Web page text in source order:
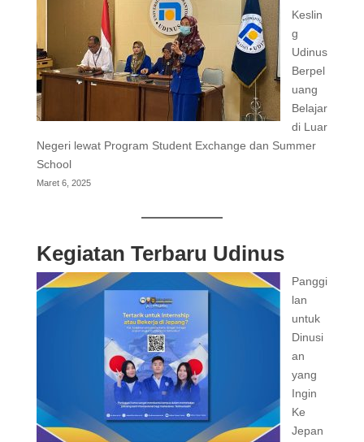
Keslin
g
Udinus
Berpel
uang
Belajar
di Luar
Negeri lewat Program Student Exchange dan Summer
School
Maret 6, 2025
Kegiatan Terbaru Udinus
Panggi
lan
untuk
Dinusi
an
yang
Ingin
Ke
Jepan